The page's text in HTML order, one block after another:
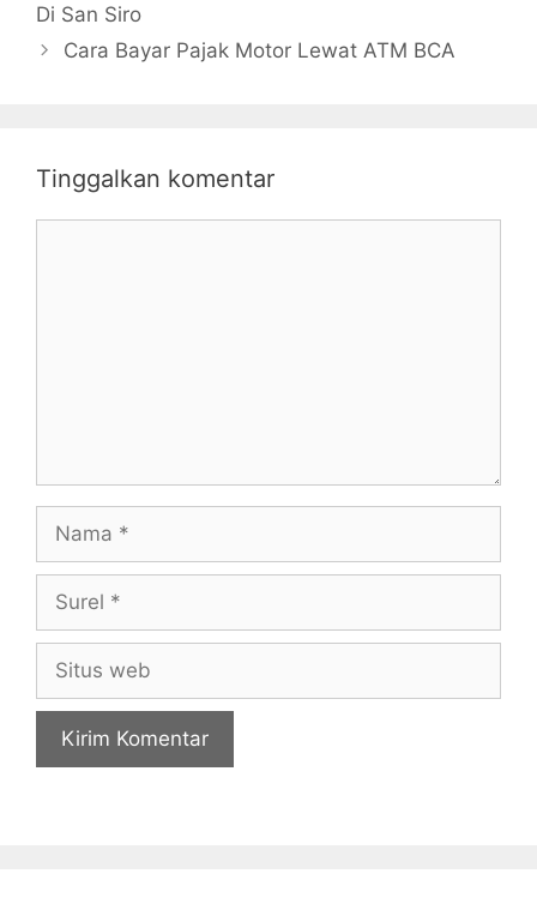
Di San Siro
Cara Bayar Pajak Motor Lewat ATM BCA
Tinggalkan komentar
web